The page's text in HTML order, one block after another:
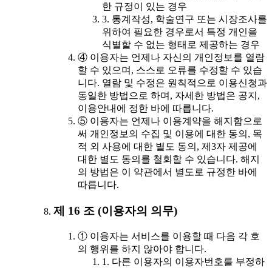
한 규정이 있는 경우
3. 통계작성, 학술연구 또는 시장조사를
위하여 필요한 경우로서 특정 개인을
식별할 수 없는 형태로 제공하는 경우
④ 이용자는 언제나 자신의 개인정보를 열람
할 수 있으며, 스스로 오류를 수정할 수 있습
니다. 열람 및 수정은 원칙적으로 이용신청과
동일한 방법으로 하며, 자세한 방법은 공지,
이용안내에 정한 바에 따릅니다.
⑤ 이용자는 언제나 이용계약을 해지함으로
써 개인정보의 수집 및 이용에 대한 동의, 목
적 외 사용에 대한 별도 동의, 제3자 제공에
대한 별도 동의를 철회할 수 있습니다. 해지
의 방법은 이 약관에서 별도로 규정한 바에
따릅니다.
제 16 조 (이용자의 의무)
① 이용자는 서비스를 이용할 때 다음 각 호
의 행위를 하지 않아야 합니다.
1. 다른 이용자의 이용자번호를 부정하